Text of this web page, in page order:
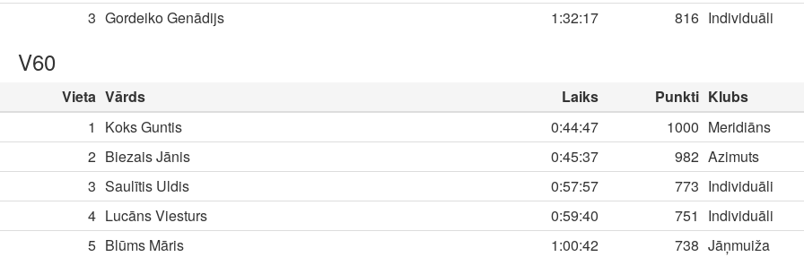
3 Gordeiko Genādijs 1:32:17 816 Individuāli
V60
Vieta Vārds Laiks Punkti Klubs
1
Koks Guntis 0:44:47 1000 Meridiāns
2 Biezais Jānis 0:45:37 982 Azimuts
3 Saulītis Uldis 0:57:57 773 Individuāli
4 Lucāns Viesturs 0:59:40 751
Individuāli
5 Blūms Māris 1:00:42 738 Jāņmuiža